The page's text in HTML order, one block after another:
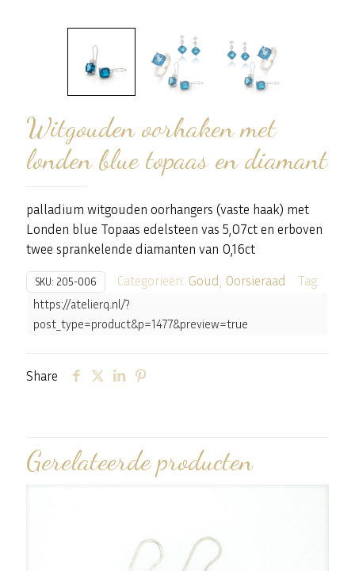
Witgouden oorhaken met
londen blue topaas en diamant
palladium witgouden oorhangers (vaste haak) met
Londen blue Topaas edelsteen vas 5,07ct en erboven
twee sprankelende diamanten van 0,16ct
SKU: 205-006 Categorieën: Goud Oorsieraad Tag:
https://atelierq.nl/?
post_type=product&p=1477&preview=true
Share
Gerelateerde producten